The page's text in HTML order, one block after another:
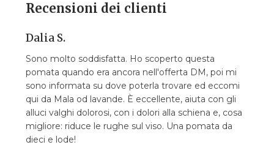
Recensioni dei clienti
Dalia S.
Sono molto soddisfatta. Ho scoperto questa
pomata quando era ancora nell'offerta DM, poi mi
sono informata su dove poterla trovare ed eccomi
qui da Mala od lavande. È eccellente, aiuta con gli
alluci valghi dolorosi, con i dolori alla schiena e, cosa
migliore: riduce le rughe sul viso. Una pomata da
dieci e lode!